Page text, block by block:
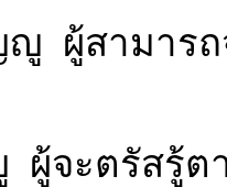
ผู้สามารถ
จะตรัสรู้ต